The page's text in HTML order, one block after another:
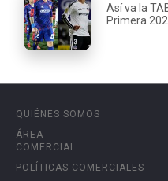
Así va la
Primera
QUIÉNES SOMOS
ÁREA
COMERCIAL
POLÍTICAS COMERCIALES